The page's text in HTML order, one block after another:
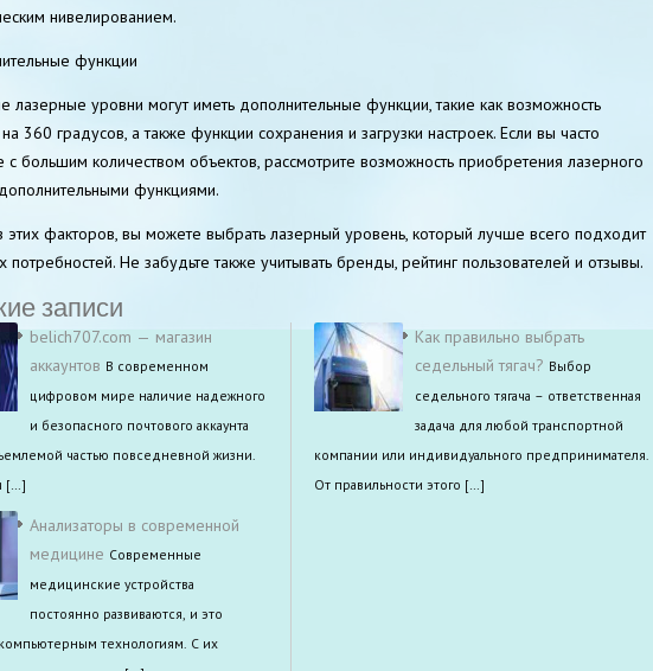
нивелированием.
функции
лазерные уровни могут иметь дополнительные функции, такие как возможность
360 градусов, а также функции сохранения и загрузки настроек. Если вы часто
с большим количеством объектов, рассмотрите возможность приобретения лазерного
функциями.
этих факторов, вы можете выбрать лазерный уровень, который лучше всего подходит
потребностей. Не забудьте также учитывать бренды, рейтинг пользователей и отзывы.
записи
belich707.com — магазин
аккаунтов В современном
цифровом мире наличие надежного
и безопасного почтового аккаунта
частью повседневной жизни.
[…]
Анализаторы в современной
медицине Современные
медицинские устройства
постоянно развиваются, и это
технологиям. С их
Как правильно выбрать
седельный тягач? Выбор
седельного тягача – ответственная
задача для любой транспортной
компании или индивидуального предпринимателя.
От правильности этого […]